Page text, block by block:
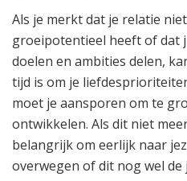
Als je merkt dat je relatie
groeipotentieel heeft of dat
doelen en ambities delen,
tijd is om je
moet je aansporen om te
ontwikkelen. Als dit niet
belangrijk om eerlijk naar
overwegen of dit nog wel